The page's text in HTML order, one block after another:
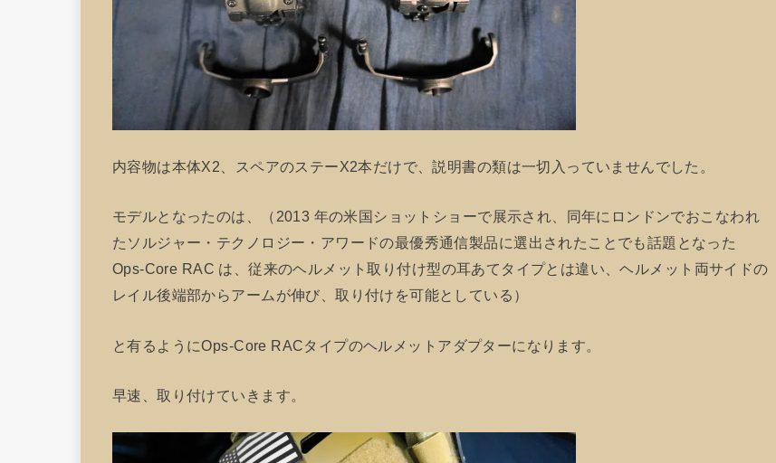
内容物は本体X2、スペアのステーX2本だけで、説明書の類は一切入っていませんでした。
モデルとなったのは、（2013 年の米国ショットショーで展示され、同年にロンドンでおこなわれ
たソルジャー・テクノロジー・アワードの最優秀通信製品に選出されたことでも話題となった
Ops-Core RAC は、従来のヘルメット取り付け型の耳あてタイプとは違い、ヘルメット両サイドの
レイル後端部からアームが伸び、取り付けを可能としている）
と有るようにOps-Core RACタイプのヘルメットアダプターになります。
早速、取り付けていきます。